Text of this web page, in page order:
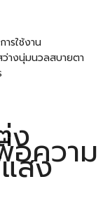
รใช้งาน
างนุ่มนวลสบายตา
ง
อความ
สง